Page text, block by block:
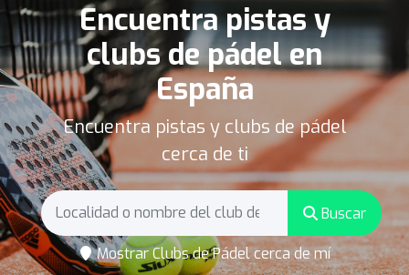
Encuentra pistas y
clubs de pádel en
España
Encuentra pistas y clubs de pádel
cerca de ti
Buscar
Mostrar Clubs de Pádel cerca de mí